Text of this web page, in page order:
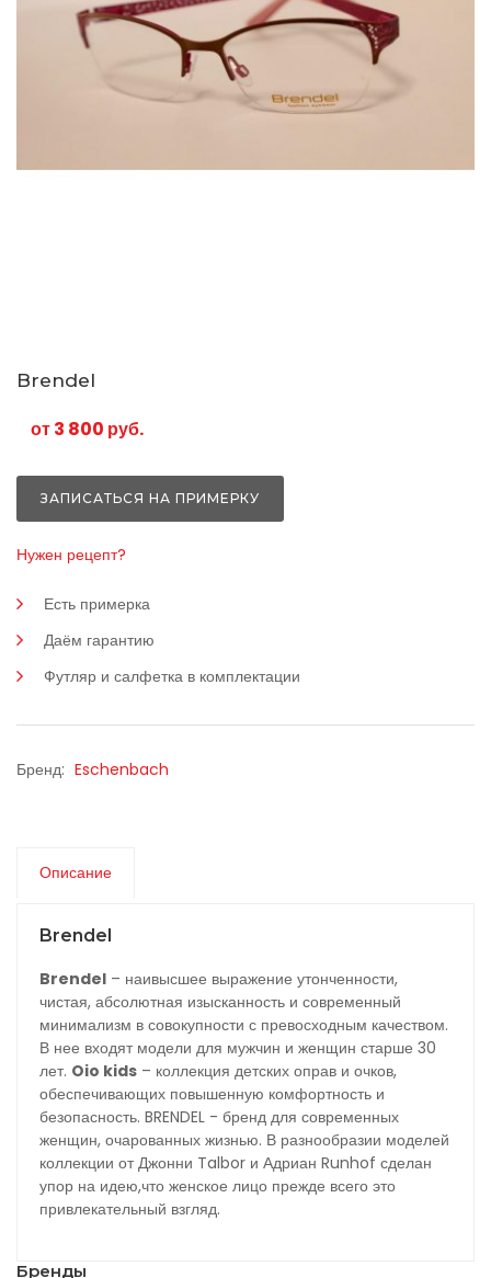
Brendel
от 3 800 руб.
ЗАПИСАТЬСЯ НА ПРИМЕРКУ
Нужен рецепт?
Есть примерка
Даём гарантию
Футляр и салфетка в комплектации
Бренд: Eschenbach
Описание
Brendel
Brendel – наивысшее выражение утонченности,
чистая, абсолютная изысканность и современный
минимализм в совокупности с превосходным качеством.
В нее входят модели для мужчин и женщин старше 30
лет. Oio kids – коллекция детских оправ и очков,
обеспечивающих повышенную комфортность и
безопасность. BRENDEL - бренд для современных
женщин, очарованных жизнью. В разнообразии моделей
коллекции от Джонни Talbor и Адриан Runhof сделан
упор на идею,что женское лицо прежде всего это
привлекательный взгляд.
Бренды